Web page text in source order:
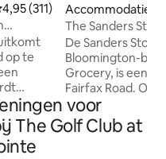
beoordeling van
4,95 (311)
op te
niet
over
ligbank,
Accommodatie in
on
The Sanders Store
De Sanders
Bloomington-
Grocery, is een
Fairfax Road.
in 1913,
een supermarkt
gemeenschap tot 1967. De
voor
The Golf Club at